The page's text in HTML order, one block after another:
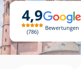
4,9
786
Bewertungen